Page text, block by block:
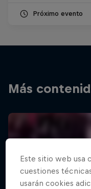
Próximo evento
Más
Este sitio web usa
cuestiones
usarán cookies